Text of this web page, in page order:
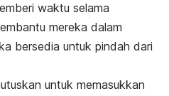
waktu selama
mereka dalam
bersedia untuk pindah dari
untuk memasukkan